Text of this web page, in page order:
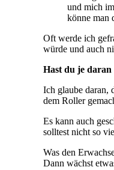
und mich
könne man
Oft werde ich
würde und auch
Hast du je daran
Ich glaube daran,
dem Roller
Es kann auch
solltest nicht so
Was den
Dann wächst